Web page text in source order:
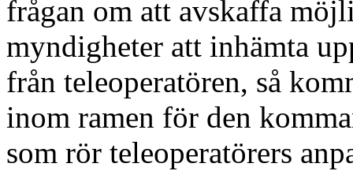
frågan om att avskaffa
myndigheter att inhämta
från teleoperatören, så
inom ramen för den
som rör teleoperatörers